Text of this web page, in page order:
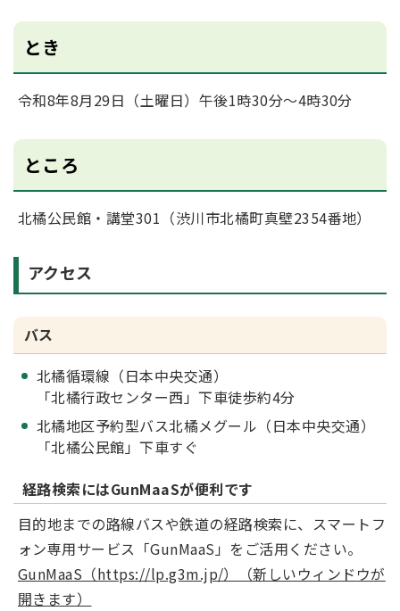
とき
令和8年8月29日（土曜日）午後1時30分～4時30分
ところ
北橘公民館・講堂301（渋川市北橘町真壁2354番地）
アクセス
バス
北橘循環線（日本中央交通）
「北橘行政センター西」下車徒歩約4分
北橘地区予約型バス北橘メグール（日本中央交通）
「北橘公民館」下車すぐ
経路検索にはGunMaaSが便利です
目的地までの路線バスや鉄道の経路検索に、スマートフ
ォン専用サービス「GunMaaS」をご活用ください。
GunMaaS（https://lp.g3m.jp/）（新しいウィンドウが
開きます）